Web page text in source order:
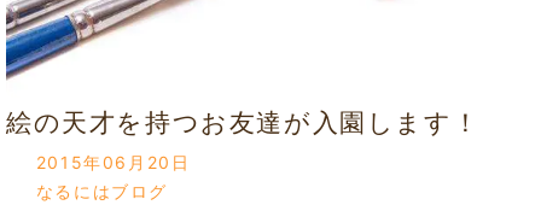
絵の天才を持つお友達が入園します！
2015年06月20日
なるにはブログ